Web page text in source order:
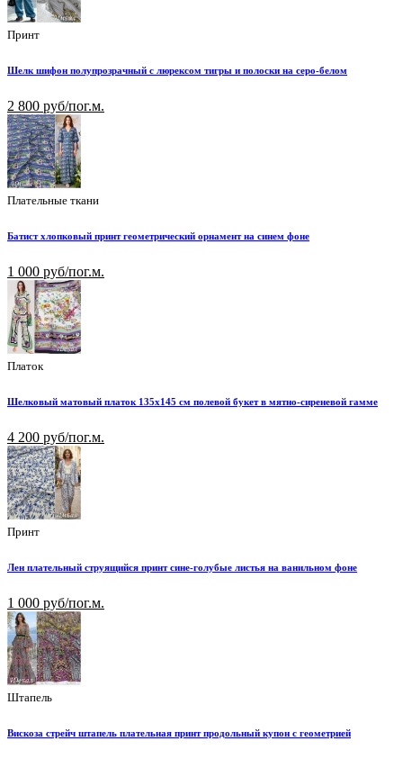
Принт
Шелк шифон полупрозрачный с люрексом тигры и полоски на серо-белом
2 800 руб/пог.м.
Плательные ткани
Батист хлопковый принт геометрический орнамент на синем фоне
1 000 руб/пог.м.
Платок
Шелковый матовый платок 135х145 см полевой букет в мятно-сиреневой гамме
4 200 руб/пог.м.
Принт
Лен плательный струящийся принт сине-голубые листья на ванильном фоне
1 000 руб/пог.м.
Штапель
Вискоза стрейч штапель плательная принт продольный купон с геометрией